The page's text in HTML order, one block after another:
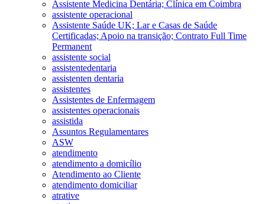
Assistente Medicina Dentária; Clínica em Coimbra
assistente operacional
Assistente Saúde UK; Lar e Casas de Saúde
Certificadas; Apoio na transição; Contrato Full Time
Permanent
assistente social
assistentedentaria
assistenten dentaria
assistentes
Assistentes de Enfermagem
assistentes operacionais
assistida
Assuntos Regulamentares
ASW
atendimento
atendimento a domicílio
Atendimento ao Cliente
atendimento domiciliar
atrative